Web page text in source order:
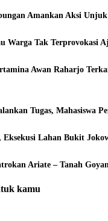
Amankan Aksi
Warga Tak Terprovokasi
Awan Raharjo
Tugas, Mahasiswa
Lahan Bukit
Ariate – Tanah
kamu